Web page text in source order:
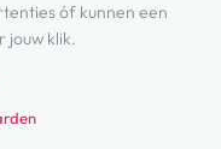
óf kunnen een
jouw klik.